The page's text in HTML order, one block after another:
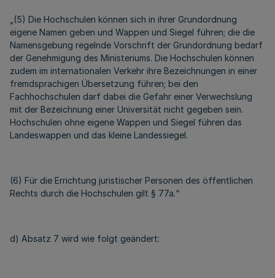
„(5) Die Hochschulen können sich in ihrer Grundordnung
eigene Namen geben und Wappen und Siegel führen; die die
Namensgebung regelnde Vorschrift der Grundordnung bedarf
der Genehmigung des Ministeriums. Die Hochschulen können
zudem im internationalen Verkehr ihre Bezeichnungen in einer
fremdsprachigen Übersetzung führen; bei den
Fachhochschulen darf dabei die Gefahr einer Verwechslung
mit der Bezeichnung einer Universität nicht gegeben sein.
Hochschulen ohne eigene Wappen und Siegel führen das
Landeswappen und das kleine Landessiegel.
(6) Für die Errichtung juristischer Personen des öffentlichen
Rechts durch die Hochschulen gilt § 77a.“
d) Absatz 7 wird wie folgt geändert: